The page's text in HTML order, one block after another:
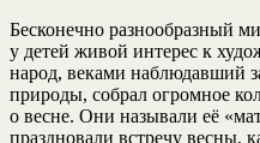
Бесконечно разнообразный
у детей живой интерес к
народ, веками наблюдавший
природы, собрал огромное
о весне. Они называли её
праздновали встречу весны,